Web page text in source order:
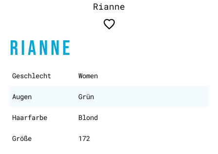
Rianne
RIANNE
Geschlecht Women
Augen Grün
Haarfarbe Blond
Größe 172